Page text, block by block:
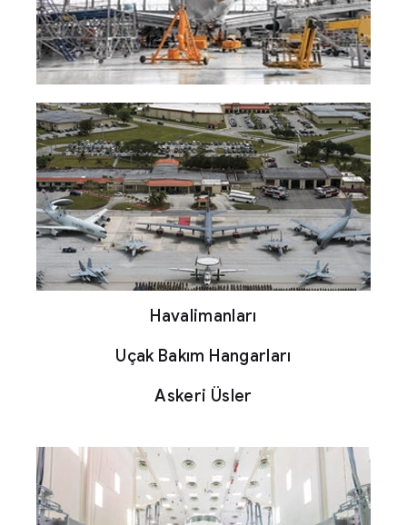
Havalimanları
Uçak Bakım Hangarları
Askeri Üsler